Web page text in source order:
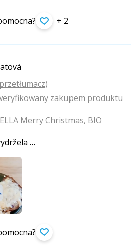
+ 2
przetłumacz)
zakupem produktu
Merry Christmas, BIO
…